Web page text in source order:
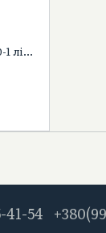
літо
41-54